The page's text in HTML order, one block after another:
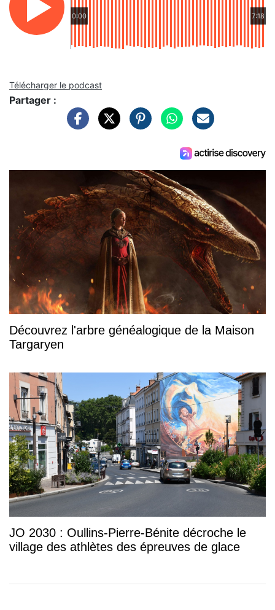
0:00 7:18
Télécharger le podcast
Partager :
Découvrez l'arbre généalogique de la Maison
Targaryen
JO 2030 : Oullins-Pierre-Bénite décroche le
village des athlètes des épreuves de glace